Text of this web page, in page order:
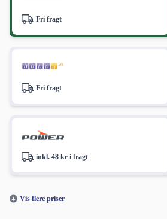
Fri fragt
Fri fragt
inkl. 48 kr i fragt
Vis flere priser